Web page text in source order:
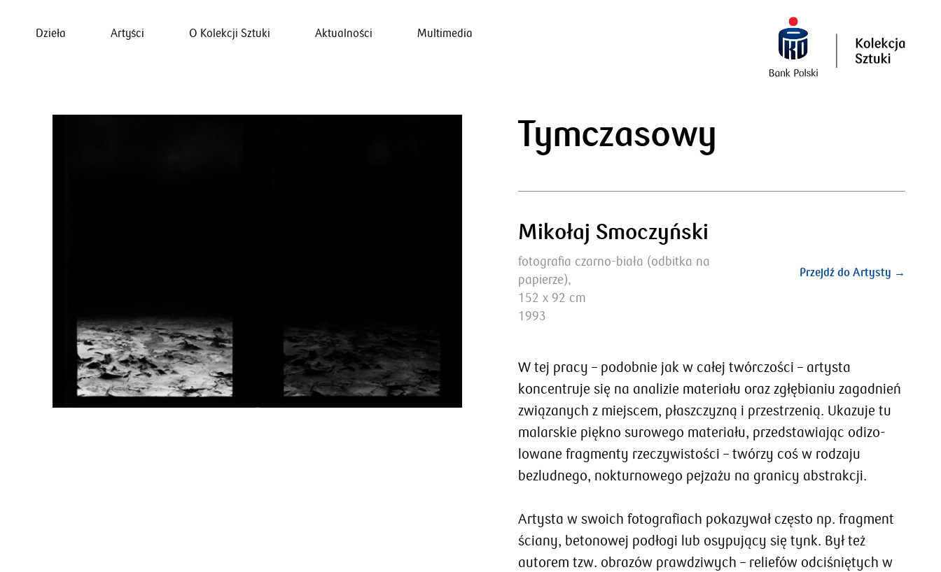
Dzieła Artyści O Kolekcji Sztuki Aktualności Multimedia
Tymczasowy
Mikołaj Smoczyński
fotografia czarno-biała (odbitka na
papierze),
152 x 92 cm
1993
Przejdź do Artysty →
W tej pracy – podobnie jak w całej twórczości – artysta
koncentruje się na analizie materiału oraz zgłę­bianiu zagadnień
związanych z miejscem, płaszczyzną i przestrzenią. Ukazuje tu
ma­larskie piękno surowego materiału, przedstawiając odizo­
lowane fragmenty rzeczywistości – twórzy coś w rodzaju
bezludnego, nokturnowego pejzażu na granicy abstrakcji.
Artysta w swoich fotografiach pokazywał często np. fragment
ściany, betonowej podłogi lub osypujący się tynk. Był też
autorem tzw. obrazów prawdziwych – reliefów odciśniętych w